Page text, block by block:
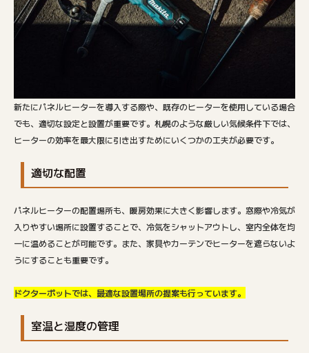
新たにパネルヒーターを導入する際や、既存のヒーターを使用している場合
でも、適切な設定と設置が重要です。札幌のような厳しい気候条件下では、
ヒーターの効率を最大限に引き出すためにいくつかの工夫が必要です。
適切な配置
パネルヒーターの配置場所も、暖房効果に大きく影響します。窓際や冷気が
入りやすい場所に設置することで、冷気をシャットアウトし、室内全体を均
一に温めることが可能です。また、家具やカーテンでヒーターを遮らないよ
うにすることも重要です。
ドクターポットでは、最適な設置場所の提案も行っています。
室温と湿度の管理